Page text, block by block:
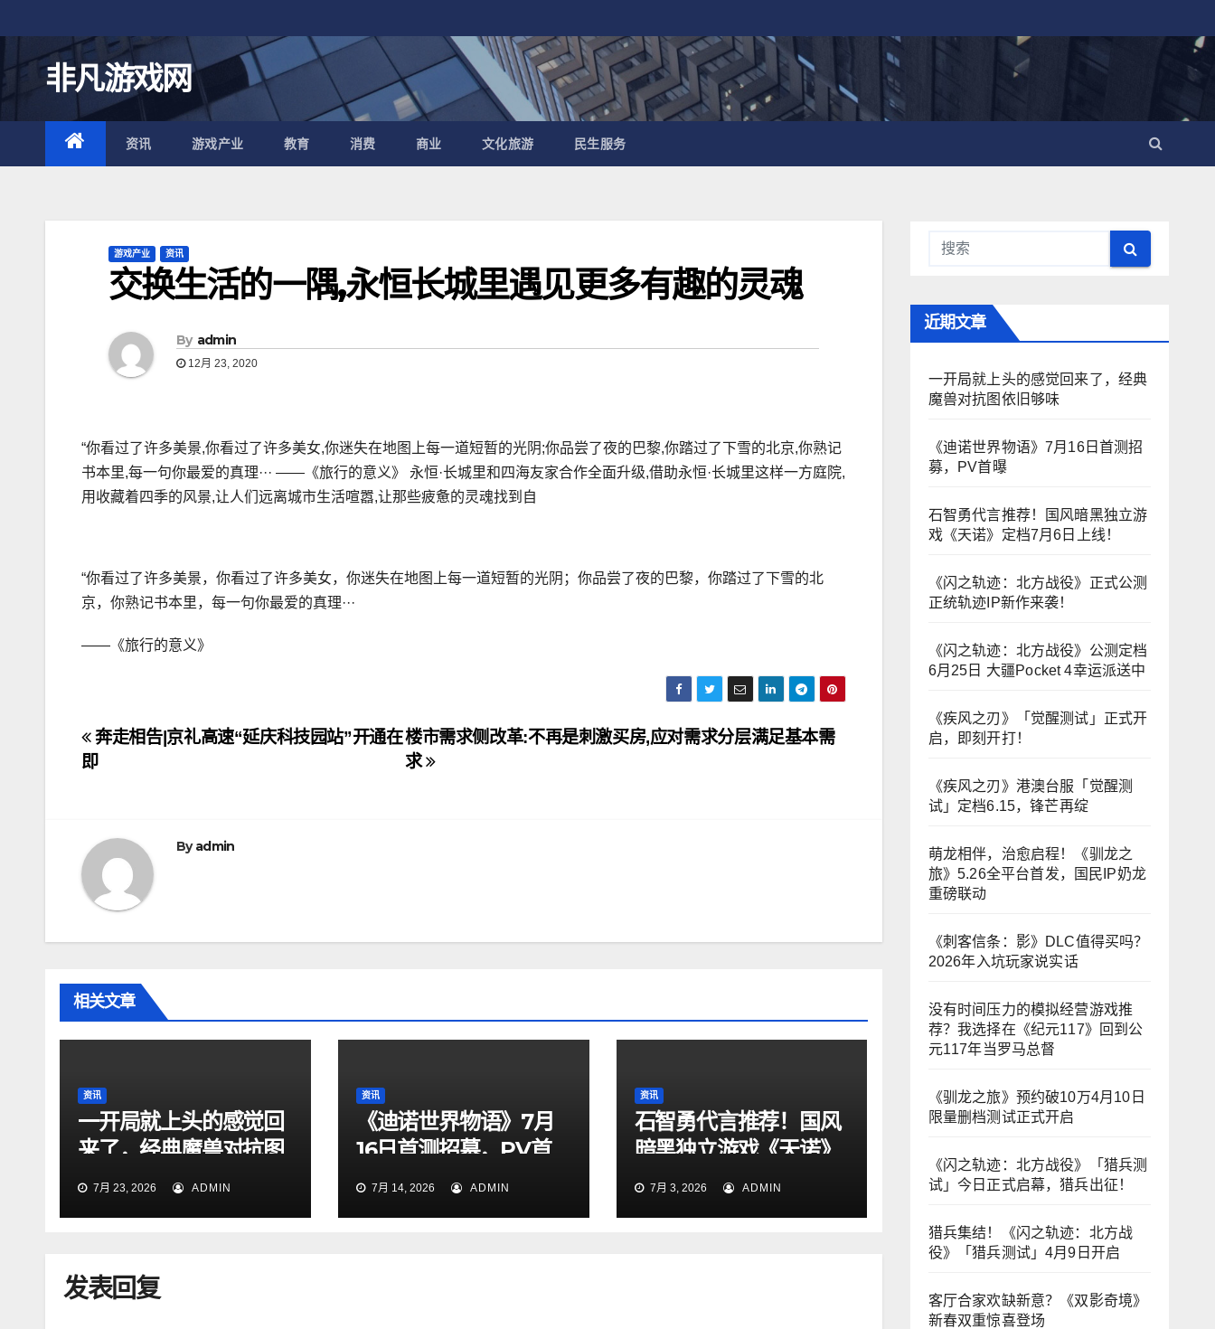
至
内
容
非凡游戏网
资讯 游戏产业 教育 消费 商业 文化旅游 民生服务
游戏产业 资讯
交换生活的一隅,永恒长城里遇见更多有趣的灵魂
By admin
12月 23, 2020
“你看过了许多美景,你看过了许多美女,你迷失在地图上每一道短暂的光阴;你品尝了夜的巴黎,你踏过了下雪的北京,你熟记
书本里,每一句你最爱的真理··· ——《旅行的意义》 永恒·长城里和四海友家合作全面升级,借助永恒·长城里这样一方庭院,
用收藏着四季的风景,让人们远离城市生活喧嚣,让那些疲惫的灵魂找到自
“你看过了许多美景，你看过了许多美女，你迷失在地图上每一道短暂的光阴；你品尝了夜的巴黎，你踏过了下雪的北
京，你熟记书本里，每一句你最爱的真理···
——《旅行的意义》
文
章
航
楼市需求侧改革:不再是刺激买房,应对需求分层满足基本需
求
奔走相告|京礼高速“延庆科技园站”开通在
即
Byadmin
相关文章
资讯
一开局就上头的感觉回
来了，经典魔兽对抗图
依旧够味
7月 23, 2026 ADMIN
资讯
《迪诺世界物语》7月
16日首测招募，PV首
曝7月 14, 2026 ADMIN
资讯
石智勇代言推荐！国风
暗黑独立游戏《天诺》
定档7月6日上线！
7月 3, 2026 ADMIN
发表回复
近期文章
一开局就上头的感觉回来了，经典
魔兽对抗图依旧够味
《迪诺世界物语》7月16日首测招
募，PV首曝
石智勇代言推荐！国风暗黑独立游
戏《天诺》定档7月6日上线！
《闪之轨迹：北方战役》正式公测
正统轨迹IP新作来袭！
《闪之轨迹：北方战役》公测定档
6月25日 大疆Pocket 4幸运派送中
《疾风之刃》「觉醒测试」正式开
启，即刻开打！
《疾风之刃》港澳台服「觉醒测
试」定档6.15，锋芒再绽
萌龙相伴，治愈启程！《驯龙之
旅》5.26全平台首发，国民IP奶龙
重磅联动
《刺客信条：影》DLC值得买吗？
2026年入坑玩家说实话
没有时间压力的模拟经营游戏推
荐？我选择在《纪元117》回到公
元117年当罗马总督
《驯龙之旅》预约破10万4月10日
限量删档测试正式开启
《闪之轨迹：北方战役》「猎兵测
试」今日正式启幕，猎兵出征！
猎兵集结！《闪之轨迹：北方战
役》「猎兵测试」4月9日开启
客厅合家欢缺新意？《双影奇境》
新春双重惊喜登场